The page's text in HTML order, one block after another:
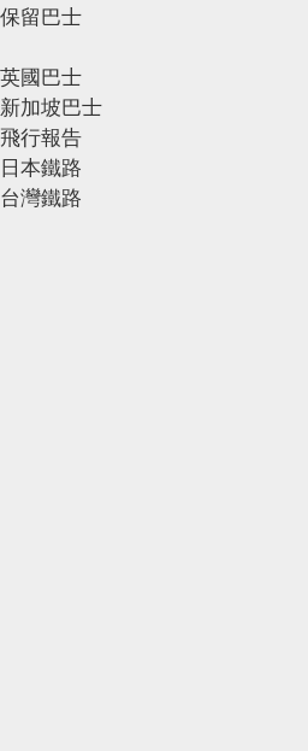
保留巴士
英國巴士
新加坡巴士
飛行報告
日本鐵路
台灣鐵路